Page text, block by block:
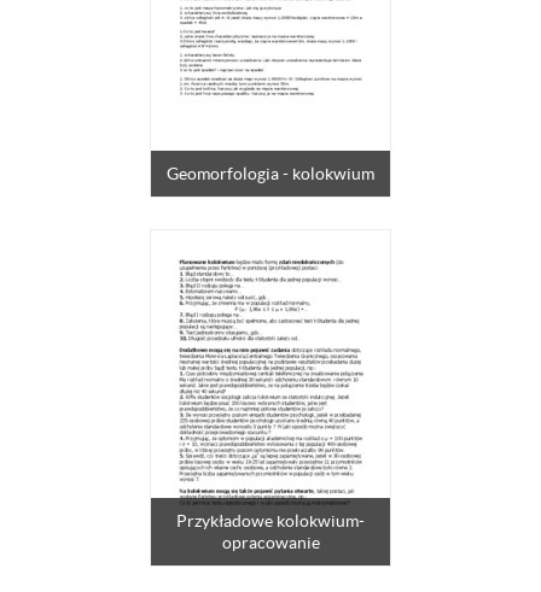
Geomorfologia - kolokwium
Przykładowe kolokwium-
opracowanie